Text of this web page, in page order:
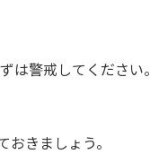
は警戒してください。
きましょう。